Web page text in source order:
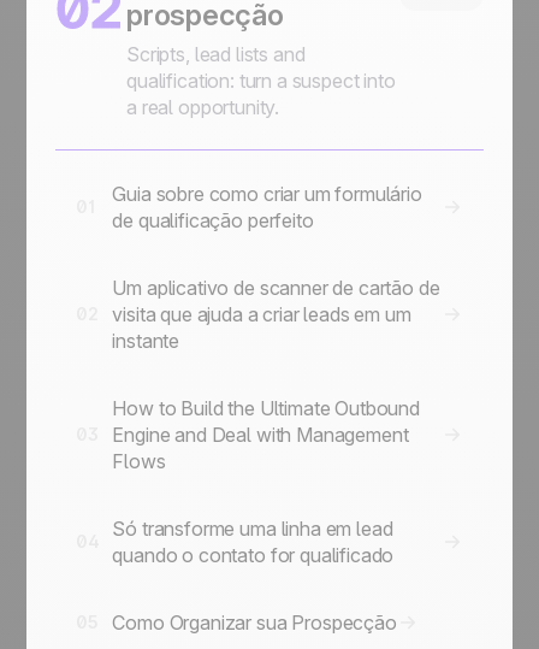
prospecção
Scripts, lead lists and
qualification: turn a suspect into
a real opportunity.
Guia sobre como criar um formulário
de qualificação perfeito
Um aplicativo de scanner de cartão de
visita que ajuda a criar leads em um
instante
How to Build the Ultimate Outbound
Engine and Deal with Management
Flows
Só transforme uma linha em lead
quando o contato for qualificado
Como Organizar sua Prospecção